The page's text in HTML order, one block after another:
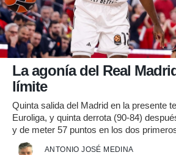
permite
seguir
contenido
a la
la
todas
nuestros
ACEPTAR
Y
CONTINUAR
CONFIGURAR
La agonía del Real
límite
Quinta salida del Madrid en la presente
Euroliga, y quinta derrota (90-84)
y de meter 57 puntos en los dos
ANTONIO JOSÉ MEDINA